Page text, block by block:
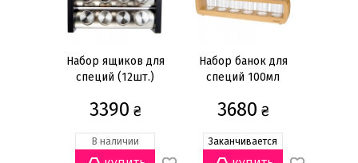
Высота
10,5см (1)
10см (3)
12см (2)
14,5см (2)
Показать всё
Набор ящиков для
специй (12шт.)
3390 ₴
В наличии
Набор банок для
специй 100мл
подставке
3680 ₴
Заканчивается